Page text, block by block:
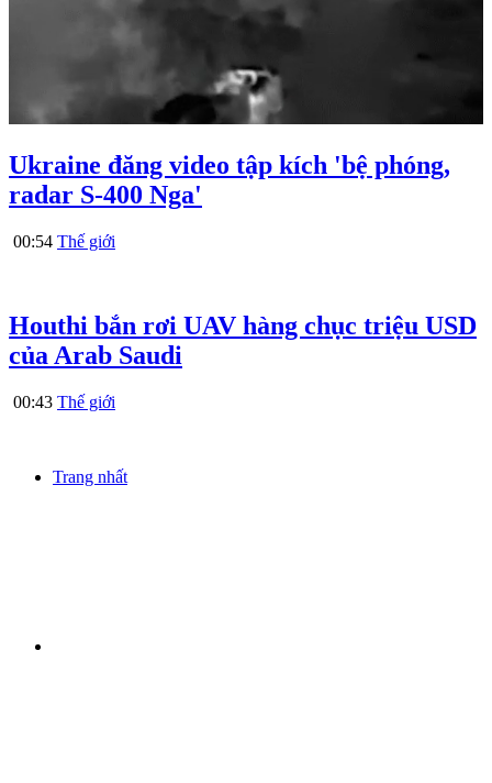
Ukraine đăng video tập kích 'bệ phóng,
radar S-400 Nga'
00:54 Thế giới
Houthi bắn rơi UAV hàng chục triệu USD
của Arab Saudi
00:43 Thế giới
Trang nhất